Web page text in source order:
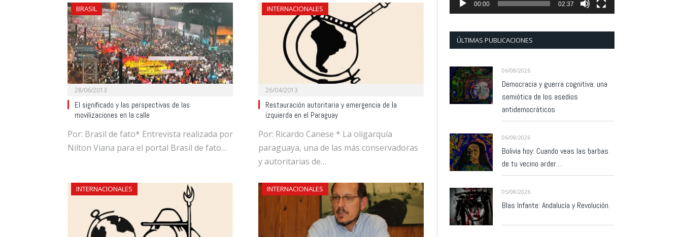
BRASIL
28/06/2013
El significado y las perspectivas de las
movilizaciones en la calle
Por: Brasil de fato* Entrevista realizada por
Nilton Viana para el portal Brasil de fato…
INTERNACIONALES
26/04/2013
Restauración autoritaria y emergencia de la
izquierda en el Paraguay
Por: Ricardo Canese * La oligarquía
paraguaya, una de las más conservadoras
y autoritarias de…
INTERNACIONALES INTERNACIONALES
00:00 02:37
ÚLTIMAS PUBLICACIONES
06/08/2026
Democracia y guerra cognitiva: una
semiótica de los asedios
antidemocráticos
06/08/2026
Bolivia hoy: Cuando veas las barbas
de tu vecino arder…
05/08/2026
Blas Infante: Andalucía y Revolución.